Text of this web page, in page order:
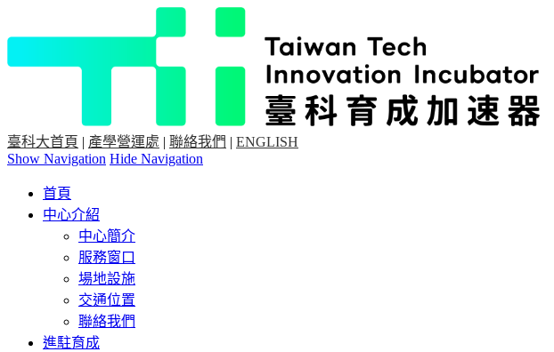
臺科大首頁 | 產學營運處 | 聯絡我們 | ENGLISH
Show Navigation Hide Navigation
首頁
中心介紹
中心簡介
服務窗口
場地設施
交通位置
聯絡我們
進駐育成